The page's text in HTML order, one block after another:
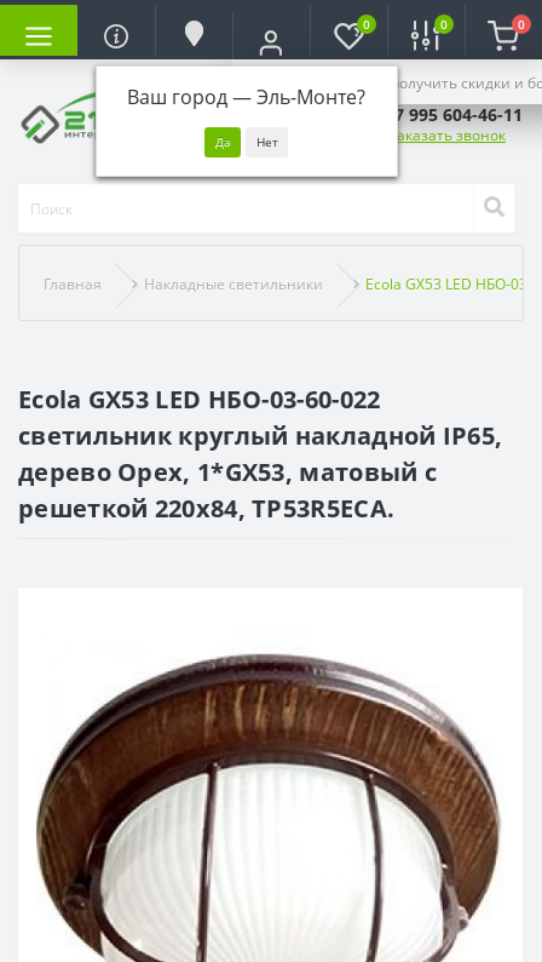
Ваш город —Эль-Монте?
Войдите, чтобы получить скидки и
0 0 0
+7 995 604-46-11
Заказать звонок
Главная Накладные светильники Ecola GX53 LED НБО-
Ecola GX53 LED НБО-03-60-022
светильник круглый накладной IP65,
дерево Орех, 1*GX53, матовый с
решеткой 220х84, TP53R5ECA.